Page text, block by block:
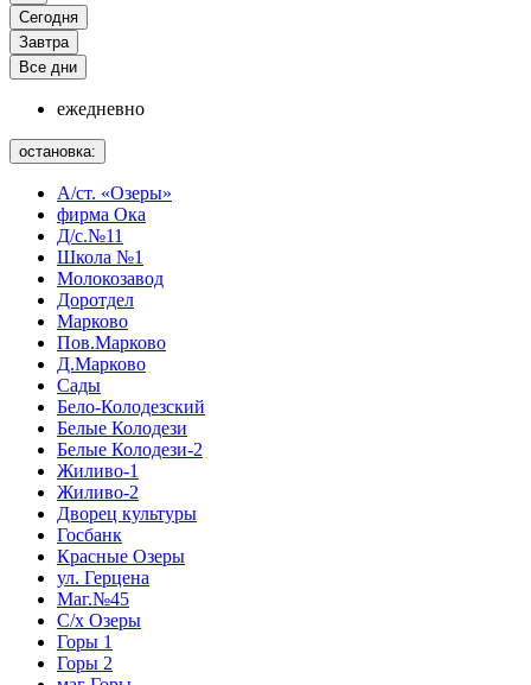
Сегодня
Завтра
Все дни
ежедневно
остановка:
А/cт. «Озеры»
фирма Ока
Д/с.№11
Школа №1
Молокозавод
Доротдел
Марково
Пов.Марково
Д.Марково
Сады
Бело-Колодезский
Белые Колодези
Белые Колодези-2
Жиливо-1
Жиливо-2
Дворец культуры
Госбанк
Красные Озеры
ул. Герцена
Маг.№45
С/х Озеры
Горы 1
Горы 2